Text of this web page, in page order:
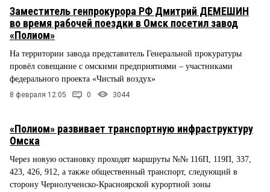
Заместитель генпрокурора РФ Дмитрий ДЕМЕШИН
во время рабочей поездки в Омск посетил завод
«Полиом»
На территории завода представитель Генеральной прокуратуры
провёл совещание с омскими предприятиями – участниками
федерального проекта «Чистый воздух»
8 февраля 12:05 0 3044
«Полиом» развивает транспортную инфраструктуру
Омска
Через новую остановку проходят маршруты №№ 116П, 119П, 337,
423, 426, 912, а также общественный транспорт, следующий в
сторону Чернолученско-Красноярской курортной зоны